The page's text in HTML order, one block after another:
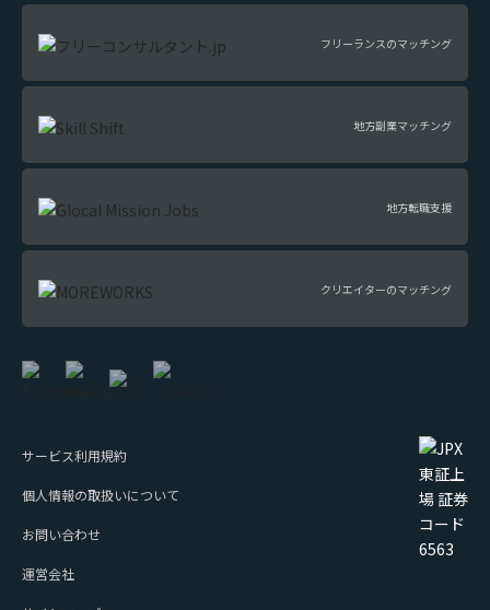
フリーランスのマッチング
地方副業マッチング
地方転職支援
クリエイターのマッチング
サービス利用規約
個人情報の取扱いについて
お問い合わせ
運営会社